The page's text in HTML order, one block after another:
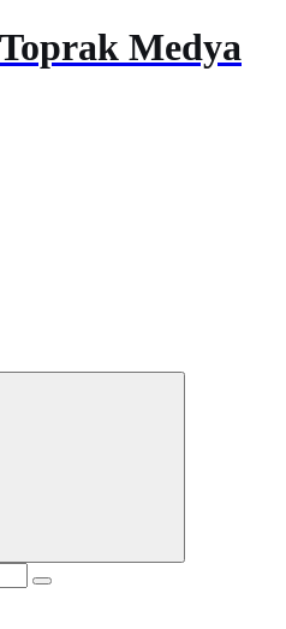
Medya